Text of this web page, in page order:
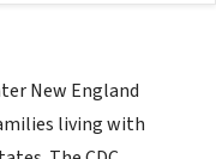
New England
living with